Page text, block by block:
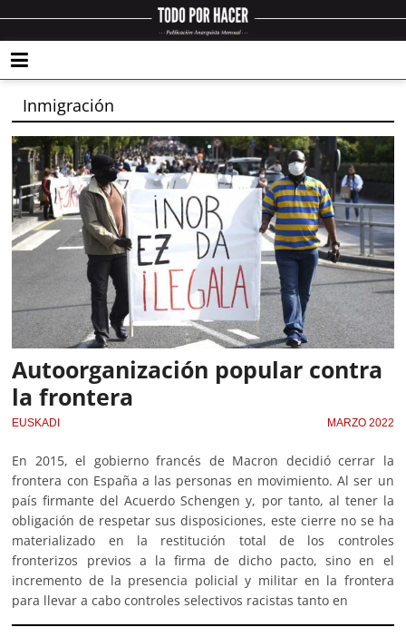
Inmigración
Autoorganización popular contra
la frontera
EUSKADI MARZO 2022
En 2015, el gobierno francés de Macron decidió cerrar la
frontera con España a las personas en movimiento. Al ser un
país firmante del Acuerdo Schengen y, por tanto, al tener la
obligación de respetar sus disposiciones, este cierre no se ha
materializado en la restitución total de los controles
fronterizos previos a la firma de dicho pacto, sino en el
incremento de la presencia policial y militar en la frontera
para llevar a cabo controles selectivos racistas tanto en